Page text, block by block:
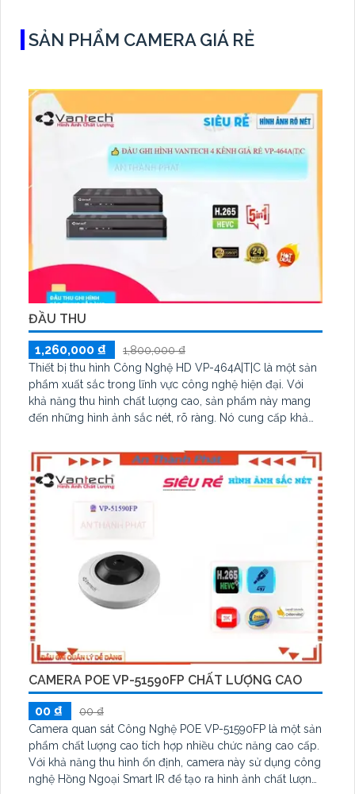
SẢN PHẨM CAMERA GIÁ RẺ
ĐẦU THU
1,260,000 ₫
1,800,000 ₫
Thiết bị thu hình Công Nghệ HD VP-464A|T|C là một sản
phẩm xuất sắc trong lĩnh vực công nghệ hiện đại. Với
khả năng thu hình chất lượng cao, sản phẩm này mang
đến những hình ảnh sắc nét, rõ ràng. Nó cung cấp khả
bạn ghi lại những khoảnh khắc đáng nhớ
CAMERA POE VP-51590FP CHẤT LƯỢNG CAO
00 ₫
00 ₫
Camera quan sát Công Nghệ POE VP-51590FP là một sản
phẩm chất lượng cao tích hợp nhiều chức năng cao cấp.
Với khả năng thu hình ổn định, camera này sử dụng công
nghệ Hồng Ngoại Smart IR để tạo ra hình ảnh chất lượng